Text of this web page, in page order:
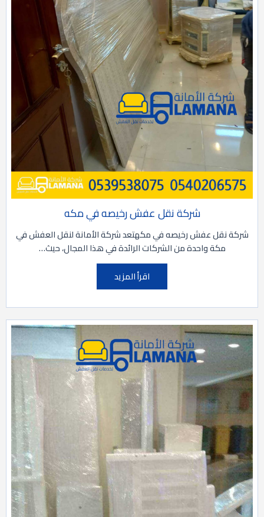
شركة نقل عفش رخيصه في مكه
شركة نقل عفش رخيصه في مكهتعد شركة الأمانة لنقل العفش في
مكة واحدة من الشركات الرائدة في هذا المجال، حيث…
اقرأ المزيد